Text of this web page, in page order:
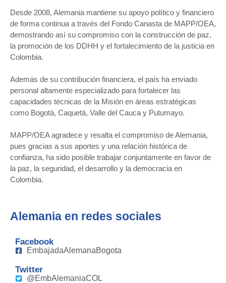
Desde 2008, Alemania mantiene su apoyo político y financiero
de forma continua a través del Fondo Canasta de MAPP/OEA,
demostrando así su compromiso con la construcción de paz,
la promoción de los DDHH y el fortalecimiento de la justicia en
Colombia.
Además de su contribución financiera, el país ha enviado
personal altamente especializado para fortalecer las
capacidades técnicas de la Misión en áreas estratégicas
como Bogotá, Caquetá, Valle del Cauca y Putumayo.
MAPP/OEA agradece y resalta el compromiso de Alemania,
pues gracias a sus aportes y una relación histórica de
confianza, ha sido posible trabajar conjuntamente en favor de
la paz, la seguridad, el desarrollo y la democracia en
Colombia.
Alemania en redes sociales
Facebook
EmbajadaAlemanaBogota
Twitter
@EmbAlemaniaCOL